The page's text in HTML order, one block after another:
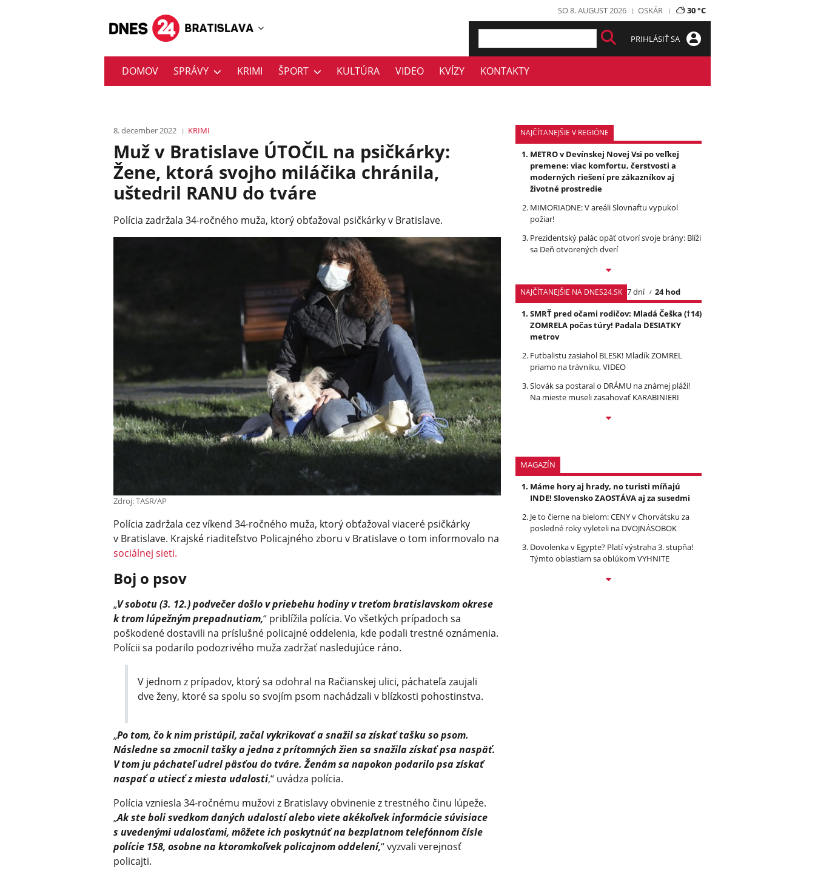
SO 8. AUGUST 2026 OSKÁR 30 °C
PRIHLÁSIŤ SA
DOMOV SPRÁVY KRIMI ŠPORT KULTÚRA VIDEO KVÍZY KONTAKTY
8. december 2022 KRIMI
Muž v Bratislave ÚTOČIL na psičkárky:
Žene, ktorá svojho miláčika chránila,
uštedril RANU do tváre
Polícia zadržala 34-ročného muža, ktorý obťažoval psičkárky v Bratislave.
Zdroj: TASR/AP
Polícia zadržala cez víkend 34-ročného muža, ktorý obťažoval viaceré psičkárky
v Bratislave. Krajské riaditeľstvo Policajného zboru v Bratislave o tom informovalo na
sociálnej sieti.
Boj o psov
„V sobotu (3. 12.) podvečer došlo v priebehu hodiny v treťom bratislavskom okrese
k trom lúpežným prepadnutiam,“ priblížila polícia. Vo všetkých prípadoch sa
poškodené dostavili na príslušné policajné oddelenia, kde podali trestné oznámenia.
Polícii sa podarilo podozrivého muža zadržať nasledujúce ráno.
V jednom z prípadov, ktorý sa odohral na Račianskej ulici, páchateľa zaujali
dve ženy, ktoré sa spolu so svojím psom nachádzali v blízkosti pohostinstva.
„Po tom, čo k nim pristúpil, začal vykrikovať a snažil sa získať tašku so psom.
Následne sa zmocnil tašky a jedna z prítomných žien sa snažila získať psa naspäť.
V tom ju páchateľ udrel päsťou do tváre. Ženám sa napokon podarilo psa získať
naspať a utiecť z miesta udalosti,“ uvádza polícia.
Polícia vzniesla 34-ročnému mužovi z Bratislavy obvinenie z trestného činu lúpeže.
„Ak ste boli svedkom daných udalostí alebo viete akékoľvek informácie súvisiace
s uvedenými udalosťami, môžete ich poskytnúť na bezplatnom telefónnom čísle
polície 158, osobne na ktoromkoľvek policajnom oddelení,“ vyzvali verejnosť
policajti.
NAJČÍTANEJŠIE V REGIÓNE
METRO v Devínskej Novej Vsi po veľkej
premene: viac komfortu, čerstvosti a
moderných riešení pre zákazníkov aj
životné prostredie
MIMORIADNE: V areáli Slovnaftu vypukol
požiar!
Prezidentský palác opäť otvorí svoje brány: Blíži
sa Deň otvorených dverí
NAJČÍTANEJŠIE NA DNES24.SK 7 dní
24 hod
SMRŤ pred očami rodičov: Mladá Češka (†14)
ZOMRELA počas túry! Padala DESIATKY
metrov
Futbalistu zasiahol BLESK! Mladík ZOMREL
priamo na trávniku, VIDEO
Slovák sa postaral o DRÁMU na známej pláži!
Na mieste museli zasahovať KARABINIERI
MAGAZÍN
Máme hory aj hrady, no turisti míňajú
INDE! Slovensko ZAOSTÁVA aj za susedmi
Je to čierne na bielom: CENY v Chorvátsku za
posledné roky vyleteli na DVOJNÁSOBOK
Dovolenka v Egypte? Platí výstraha 3. stupňa!
Týmto oblastiam sa oblúkom VYHNITE